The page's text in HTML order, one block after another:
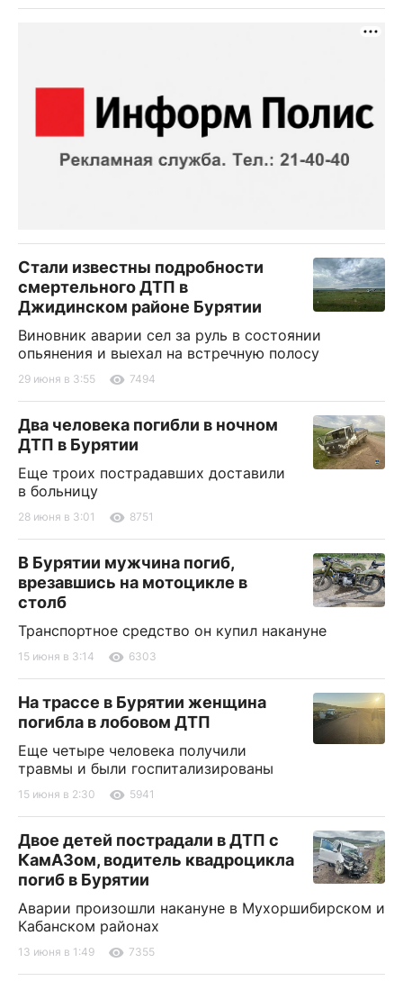
Стали известны подробности
смертельного ДТП в
Джидинском районе Бурятии
Виновник аварии сел за руль в состоянии
опьянения и выехал на встречную полосу
29 июня в 3:55 7494
Два человека погибли в ночном
ДТП в Бурятии
Еще троих пострадавших доставили
в больницу
28 июня в 3:01 8751
В Бурятии мужчина погиб,
врезавшись на мотоцикле в
столб
Транспортное средство он купил накануне
15 июня в 3:14 6303
На трассе в Бурятии женщина
погибла в лобовом ДТП
Еще четыре человека получили
травмы и были госпитализированы
15 июня в 2:30 5941
Двое детей пострадали в ДТП с
КамАЗом, водитель квадроцикла
погиб в Бурятии
Аварии произошли накануне в Мухоршибирском и
Кабанском районах
13 июня в 1:49 7355